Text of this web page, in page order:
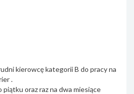
kierowcę kategorii B do pracy na
.
piątku oraz raz na dwa miesiące